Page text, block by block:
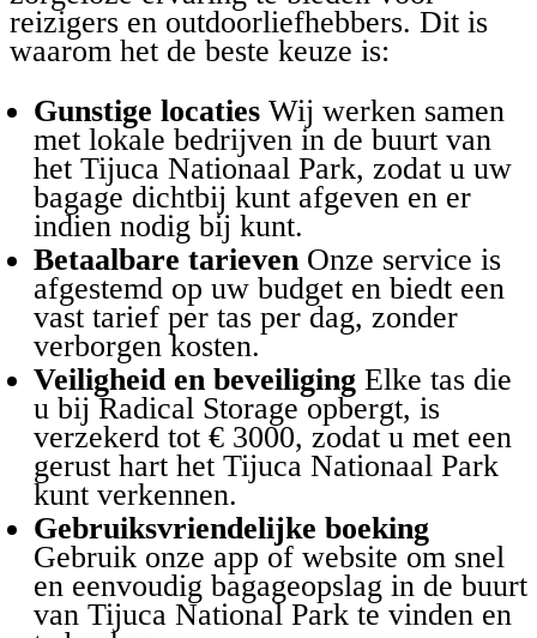
reizigers en outdoorliefhebbers. Dit is
waarom het de beste keuze is:
Gunstige locaties Wij werken samen
met lokale bedrijven in de buurt van
het Tijuca Nationaal Park, zodat u uw
bagage dichtbij kunt afgeven en er
indien nodig bij kunt.
Betaalbare tarieven Onze service is
afgestemd op uw budget en biedt een
vast tarief per tas per dag, zonder
verborgen kosten.
Veiligheid en beveiliging Elke tas die
u bij Radical Storage opbergt, is
verzekerd tot € 3000, zodat u met een
gerust hart het Tijuca Nationaal Park
kunt verkennen.
Gebruiksvriendelijke boeking
Gebruik onze app of website om snel
en eenvoudig bagageopslag in de buurt
van Tijuca National Park te vinden en